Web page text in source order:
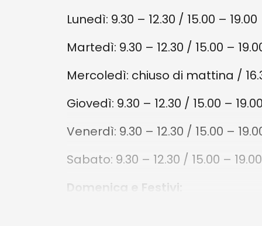
Da194 €
in e-bike da Firenze
degustazione di olio
d'oliva
5 ORE
Da49 €
notturno a piedi
Lunedì: 9.30 – 12.30 / 15.00 – 19.00
Martedì: 9.30 – 12.30 / 15.00 –
Mercoledì: chiuso di mattina /
Giovedì: 9.30 – 12.30 / 15.00 – 19.00
Venerdì: 9.30 – 12.30 / 15.00 –
Sabato: 9.30 – 12.30 / 15.00 – 19.00
Domenica e Festivi: